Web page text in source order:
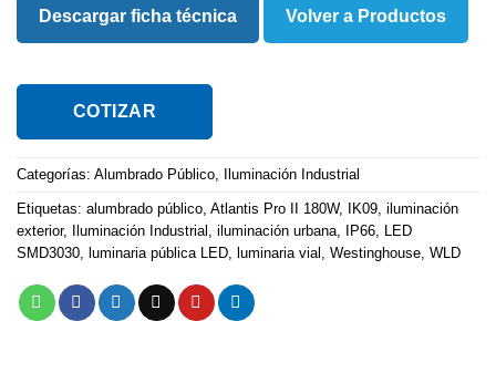
Descargar ficha técnica Volver a Productos
COTIZAR
Categorías: Alumbrado Público Iluminación Industrial
Etiquetas: alumbrado público Atlantis Pro II 180W, IK09 iluminación
exterior, Iluminación Industrial iluminación urbana IP66
LED
SMD3030
luminaria pública LED luminaria vial Westinghouse WLD